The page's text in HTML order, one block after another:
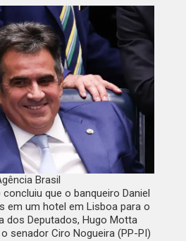
Brasil
que o banqueiro Daniel
em um hotel em Lisboa para o
dos Deputados, Hugo Motta
senador Ciro Nogueira (PP-PI)